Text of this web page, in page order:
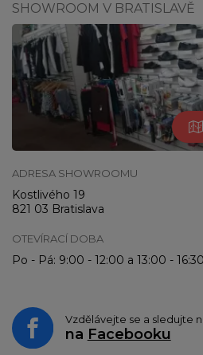
SHOWROOM V BRATISLAVĚ
ADRESA SHOWROOMU
Kostlivého 19
821 03 Bratislava
OTEVÍRACÍ DOBA
Po - Pá: 9:00 - 12:00 a 13:00 - 16:30
Vzdělávejte se a sledujte
na Facebooku